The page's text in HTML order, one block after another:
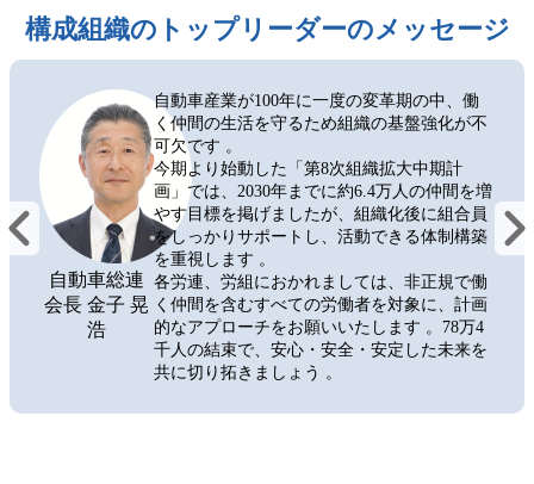
構成組織のトップリーダーのメッセージ
自動車総連
会長 金子 晃
浩
自動車産業が100年に一度の変革期の中、働
く仲間の生活を守るため組織の基盤強化が不
可欠です 。
今期より始動した「第8次組織拡大中期計
画」では、2030年までに約6.4万人の仲間を増
やす目標を掲げましたが、組織化後に組合員
をしっかりサポートし、活動できる体制構築
を重視します 。
各労連、労組におかれましては、非正規で働
く仲間を含むすべての労働者を対象に、計画
的なアプローチをお願いいたします 。78万4
千人の結束で、安心・安全・安定した未来を
共に切り拓きましょう 。